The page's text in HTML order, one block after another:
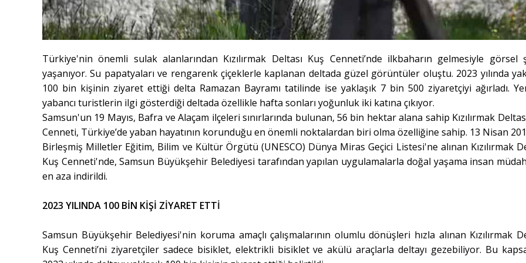
Türkiye'nin önemli sulak alanlarından Kızılırmak Deltası Kuş Cenneti’nde ilkbaharın gelmesiyle görsel
yaşanıyor. Su papatyaları ve rengarenk çiçeklerle kaplanan deltada güzel görüntüler oluştu. 2023 yılında
100 bin kişinin ziyaret ettiği delta Ramazan Bayramı tatilinde ise yaklaşık 7 bin 500 ziyaretçiyi ağırladı.
yabancı turistlerin ilgi gösterdiği deltada özellikle hafta sonları yoğunluk iki katına çıkıyor.
Samsun'un 19 Mayıs, Bafra ve Alaçam ilçeleri sınırlarında bulunan, 56 bin hektar alana sahip Kızılırmak
Cenneti, Türkiye’de yaban hayatının korunduğu en önemli noktalardan biri olma özelliğine sahip. 13 Nisan
Birleşmiş Milletler Eğitim, Bilim ve Kültür Örgütü (UNESCO) Dünya Miras Geçici Listesi'ne alınan Kızılırmak
Kuş Cenneti'nde, Samsun Büyükşehir Belediyesi tarafından yapılan uygulamalarla doğal yaşama insan
en aza indirildi.
2023 YILINDA 100 BİN KİŞİ ZİYARET ETTİ
Samsun Büyükşehir Belediyesi'nin koruma amaçlı çalışmalarının olumlu dönüşleri hızla alınan Kızılırmak
Kuş Cenneti’ni ziyaretçiler sadece bisiklet, elektrikli bisiklet ve akülü araçlarla deltayı gezebiliyor. Bu